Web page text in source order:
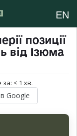
EN
позиції
від Ізюма
за: < 1 хв.
Google